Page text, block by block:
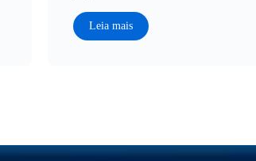
Leia mais